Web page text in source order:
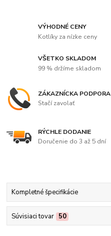
VÝHODNÉ CENY
Kotlíky za nízke ceny
VŠETKO SKLADOM
99 % držíme skladom
ZÁKAZNÍCKA PODPORA
Stačí zavolať
RÝCHLE DODANIE
Doručenie do 3 až 5 dní
Kompletné špecifikácie
Súvisiaci tovar 50